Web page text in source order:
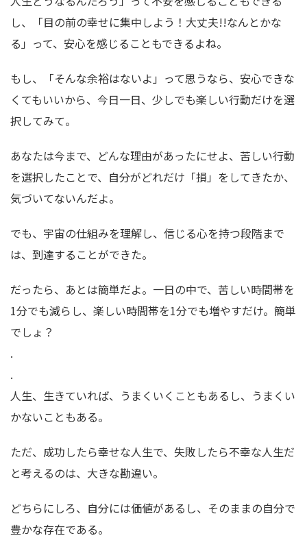
し、「目の前の幸せに集中しよう！大丈夫!!なんとかな
る」って、安心を感じることもできるよね。
もし、「そんな余裕はないよ」って思うなら、安心できな
くてもいいから、今日一日、少しでも楽しい行動だけを選
択してみて。
あなたは今まで、どんな理由があったにせよ、苦しい行動
を選択したことで、自分がどれだけ「損」をしてきたか、
気づいてないんだよ。
でも、宇宙の仕組みを理解し、信じる心を持つ段階まで
は、到達することができた。
だったら、あとは簡単だよ。一日の中で、苦しい時間帯を
1分でも減らし、楽しい時間帯を1分でも増やすだけ。簡単
でしょ？
.
.
人生、生きていれば、うまくいくこともあるし、うまくい
かないこともある。
ただ、成功したら幸せな人生で、失敗したら不幸な人生だ
と考えるのは、大きな勘違い。
どちらにしろ、自分には価値があるし、そのままの自分で
豊かな存在である。